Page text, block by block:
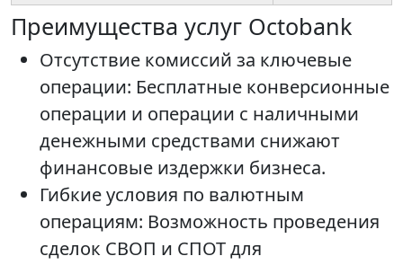
Преимущества услуг Octobank
Отсутствие комиссий за ключевые
операции: Бесплатные конверсионные
операции и операции с наличными
денежными средствами снижают
финансовые издержки бизнеса.
Гибкие условия по валютным
операциям: Возможность проведения
сделок СВОП и СПОТ для